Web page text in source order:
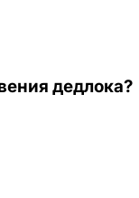
дедлока?